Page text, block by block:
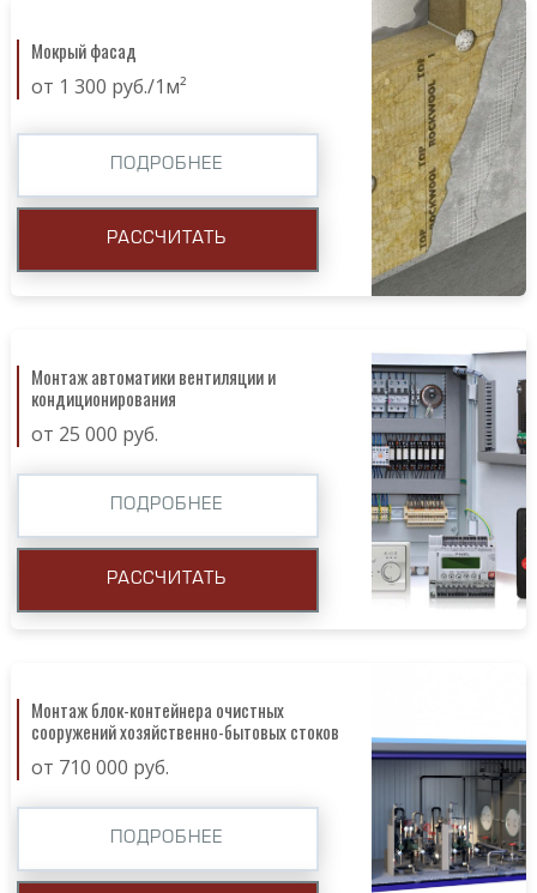
Мокрый фасад
от 1 300 руб./1м²
ПОДРОБНЕЕ
РАССЧИТАТЬ
Монтаж автоматики вентиляции и
кондиционирования
от 25 000 руб.
ПОДРОБНЕЕ
РАССЧИТАТЬ
Монтаж блок-контейнера очистных
сооружений хозяйственно-бытовых стоков
от 710 000 руб.
ПОДРОБНЕЕ